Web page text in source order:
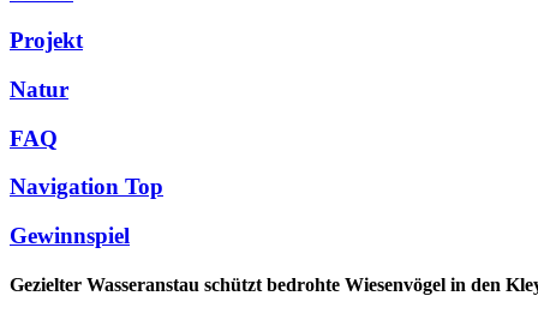
Projekt
Natur
FAQ
Navigation Top
Gewinnspiel
Gezielter Wasseranstau schützt bedrohte Wiesenvögel in den